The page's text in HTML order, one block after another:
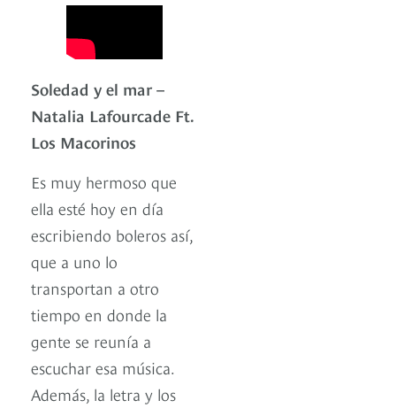
Soledad y el mar –
Natalia Lafourcade Ft.
Los Macorinos
Es muy hermoso que
ella esté hoy en día
escribiendo boleros así,
que a uno lo
transportan a otro
tiempo en donde la
gente se reunía a
escuchar esa música.
Además, la letra y los